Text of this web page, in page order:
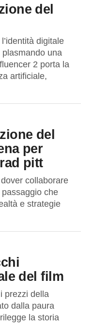
digitale
una
2 porta la
artificiale,
per
pitt
collaborare
che
e strategie
del film
prezzi della
dalla paura
la storia